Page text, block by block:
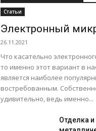
Статьи
Электронный
26.11.2021
Что касательно
то именно этот вариант в
является наиболее
востребованным.
удивительно, ведь именно...
Отделка